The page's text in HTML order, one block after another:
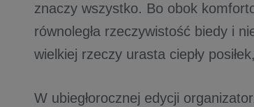
znaczy wszystko. Bo obok
równoległa rzeczywistość biedy i
wielkiej rzeczy urasta ciepły
W ubiegłorocznej edycji